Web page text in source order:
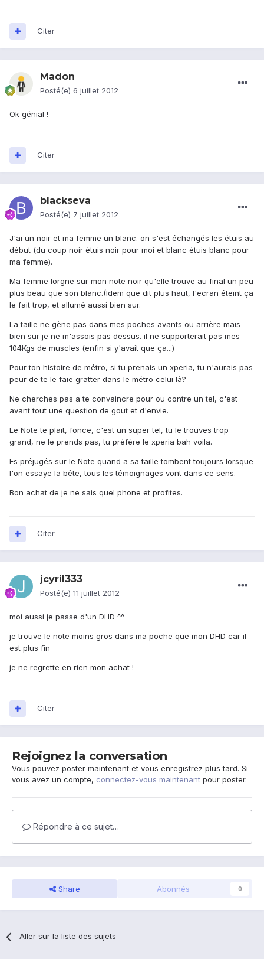
Citer
Madon
Posté(e) 6 juillet 2012
Ok génial !
Citer
blackseva
Posté(e) 7 juillet 2012
J'ai un noir et ma femme un blanc. on s'est échangés les étuis au
début (du coup noir étuis noir pour moi et blanc étuis blanc pour
ma femme).
Ma femme lorgne sur mon note noir qu'elle trouve au final un peu
plus beau que son blanc.(Idem que dit plus haut, l'ecran éteint ça
le fait trop, et allumé aussi bien sur.
La taille ne gène pas dans mes poches avants ou arrière mais
bien sur je ne m'assois pas dessus. il ne supporterait pas mes
104Kgs de muscles (enfin si y'avait que ça...)
Pour ton histoire de métro, si tu prenais un xperia, tu n'aurais pas
peur de te le faie gratter dans le métro celui là?
Ne cherches pas a te convaincre pour ou contre un tel, c'est
avant tout une question de gout et d'envie.
Le Note te plait, fonce, c'est un super tel, tu le trouves trop
grand, ne le prends pas, tu préfère le xperia bah voila.
Es préjugés sur le Note quand a sa taille tombent toujours lorsque
l'on essaye la bête, tous les témoignages vont dans ce sens.
Bon achat de je ne sais quel phone et profites.
Citer
jcyril333
Posté(e) 11 juillet 2012
moi aussi je passe d'un DHD ^^
je trouve le note moins gros dans ma poche que mon DHD car il
est plus fin
je ne regrette en rien mon achat !
Citer
Rejoignez la conversation
Vous pouvez poster maintenant et vous enregistrez plus tard. Si
vous avez un compte, connectez-vous maintenant pour poster.
Répondre à ce sujet…
Share Abonnés 0
Aller sur la liste des sujets